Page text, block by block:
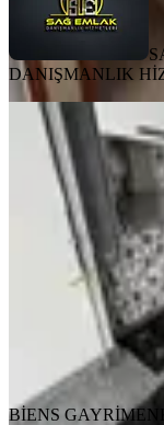
DANIŞMANLIK
YENİ
2+1
BİENS
BİENS